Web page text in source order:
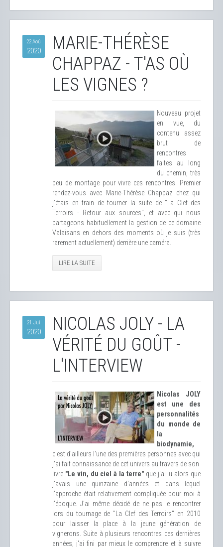
22 Aoû
2020
MARIE-THÉRÈSE
CHAPPAZ - T'AS OÙ
LES VIGNES ?
Nouveau projet
en vue, du
contenu assez
brut de
rencontres
faites au long
du chemin, très
peu de montage pour vivre ces rencontres. Premier
rendez-vous avec Marie-Thérèse Chappaz chez qui
j'étais en train de tourner la suite de "La Clef des
Terroirs - Retour aux sources", et avec qui nous
partageons habituellement la gestion de ce domaine
Valaisans en dehors des moments où je suis (très
rarement actuellement) derrière une caméra.
LIRE LA SUITE
21 Jui
2020
NICOLAS JOLY - LA
VÉRITÉ DU GOÛT -
L'INTERVIEW
Nicolas JOLY
est une des
personnalités
du monde de
la
biodynamie,
c'est d'ailleurs l'une des premières personnes avec qui
j'ai fait connaissance de cet univers au travers de son
livre "Le vin, du ciel à la terre"que j'ai lu alors que
j'avais une quinzaine d'années et dans lequel
l'approche était relativement compliquée pour moi à
l'époque. J'ai même décidé de ne pas le rencontrer
lors du tournage de "La Clef des Terroirs" en 2010
pour laisser la place à la jeune génération de
vignerons. Suite à plusieurs rencontres ces dernières
années, j'ai fini par mieux le comprendre et à suivre